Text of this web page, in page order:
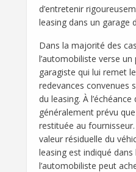
d’entretenir
leasing dans un garage
Dans la majorité des
l’automobiliste verse
garagiste qui lui remet
redevances convenues
du leasing. À
généralement prévu
restituée au
valeur résiduelle du
leasing est indiqué
l’automobiliste peut